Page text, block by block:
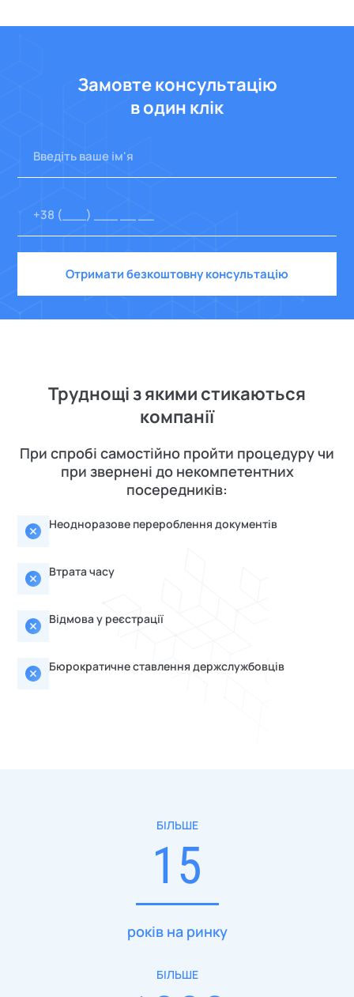
Замовте консультацію
в один клік
Отримати безкоштовну консультацію
Труднощі з якими стикаються
компанії
При спробі самостійно пройти процедуру чи
при звернені до некомпетентних
посередників:
Неодноразове перероблення документів
Втрата часу
Відмова у реєстрації
Бюрократичне ставлення держслужбовців
БІЛЬШЕ
15
років на ринку
БІЛЬШЕ